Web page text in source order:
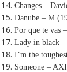
Changes –
Danube – M
Por que te vas
Lady in black
I’m the
Someone –